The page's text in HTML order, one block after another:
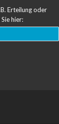
Erteilung oder
hier: